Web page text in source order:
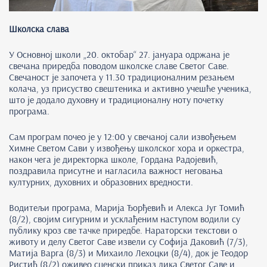
Школска слава
У Основној школи „20. октобар“ 27. јануара одржана је
свечана приредба поводом школске славе Светог Саве.
Свечаност је започета у 11.30 традиционалним резањем
колача, уз присуство свештеника и активно учешће ученика,
што је додало духовну и традиционалну ноту почетку
програма.
Сам програм почео је у 12:00 у свечаној сали извођењем
Химне Светом Сави у извођењу школског хора и оркестра,
након чега је директорка школе, Гордана Радојевић,
поздравила присутне и нагласила важност неговања
културних, духовних и образовних вредности.
Водитељи програма, Марија Ђорђевић и Алекса Југ Томић
(8/2), својим сигурним и усклађеним наступом водили су
публику кроз све тачке приредбе. Нараторски текстови о
животу и делу Светог Саве извели су Софија Даковић (7/3),
Матија Варга (8/3) и Михаило Лехоцки (8/4), док је Теодор
Ристић (8/2) оживео сценски приказ лика Светог Саве и